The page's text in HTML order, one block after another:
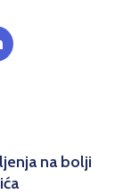
na bolji